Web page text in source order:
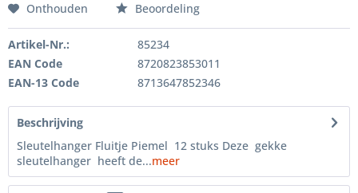
Onthouden Beoordeling
Artikel-Nr.:
85234
EAN Code
8720823853011
EAN-13 Code
8713647852346
Beschrijving
Sleutelhanger Fluitje Piemel 12 stuks Deze gekke
sleutelhanger heeft de...meer